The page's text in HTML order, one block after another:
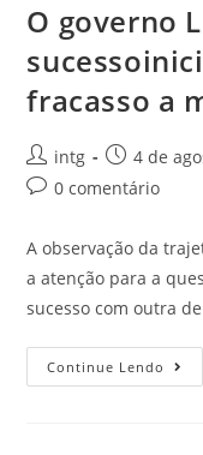
O governo
fracasso a
intg 4 de
0 comentário
A observação da
a atenção para a
sucesso com outra
Continue Lendo